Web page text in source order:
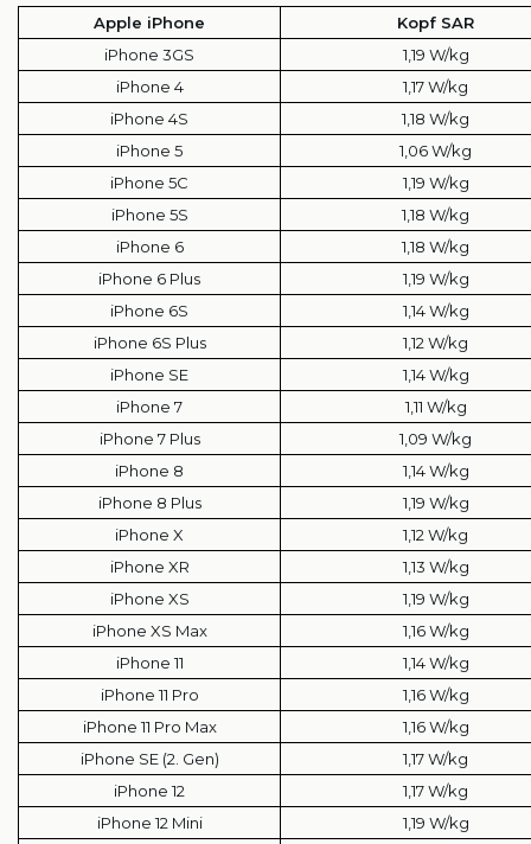
Apple iPhone
Kopf SAR
iPhone 3GS
1,19 W/kg
iPhone 4
1,17 W/kg
iPhone 4S
1,18 W/kg
iPhone 5
1,06 W/kg
iPhone 5C
1,19 W/kg
iPhone 5S
1,18 W/kg
iPhone 6
1,18 W/kg
iPhone 6 Plus
1,19 W/kg
iPhone 6S
1,14 W/kg
iPhone 6S Plus
1,12 W/kg
iPhone SE
1,14 W/kg
iPhone 7
1,11 W/kg
iPhone 7 Plus
1,09 W/kg
iPhone 8
1,14 W/kg
iPhone 8 Plus
1,19 W/kg
iPhone X
1,12 W/kg
iPhone XR
1,13 W/kg
iPhone XS
1,19 W/kg
iPhone XS Max
1,16 W/kg
iPhone 11
1,14 W/kg
iPhone 11 Pro
1,16 W/kg
iPhone 11 Pro Max
1,16 W/kg
iPhone SE (2. Gen)
1,17 W/kg
iPhone 12
1,17 W/kg
iPhone 12 Mini
1,19 W/kg